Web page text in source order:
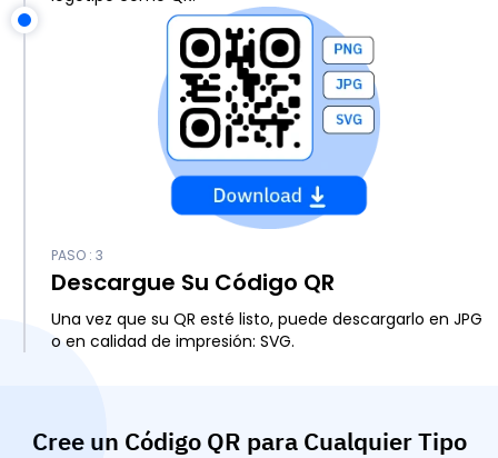
PASO : 3
Descargue Su Código QR
Una vez que su QR esté listo, puede descargarlo en JPG
o en calidad de impresión: SVG.
Cree un Código QR para Cualquier Tipo